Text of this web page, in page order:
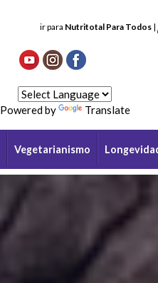
Powered by Translate
ir para Nutritotal Para Todos |
Vegetarianismo